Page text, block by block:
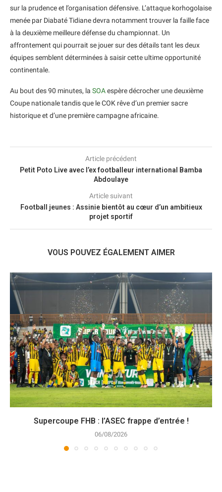
sur la prudence et l’organisation défensive. L’attaque korhogolaise
menée par Diabaté Tidiane devra notamment trouver la faille face
à la deuxième meilleure défense du championnat. Un
affrontement qui pourrait se jouer sur des détails tant les deux
équipes semblent déterminées à saisir cette ultime opportunité
continentale.
Au bout des 90 minutes, la SOAespère décrocher une deuxième
Coupe nationale tandis que le COK rêve d’un premier sacre
historique et d’une première campagne africaine.
Article précédent
Petit Poto Live avec l’ex footballeur international Bamba
Abdoulaye
Article suivant
Football jeunes : Assinie bientôt au cœur d’un ambitieux
projet sportif
VOUS POUVEZ ÉGALEMENT AIMER
Supercoupe FHB : l’ASEC frappe d’entrée !
06/08/2026